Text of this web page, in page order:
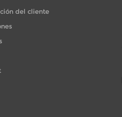
del cliente